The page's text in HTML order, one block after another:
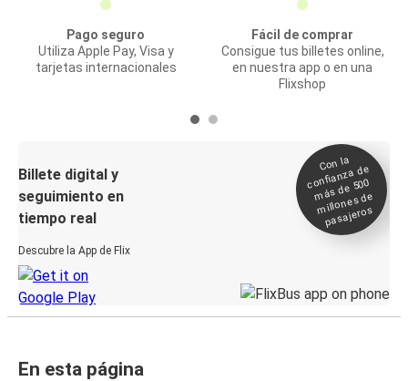
Pago seguro
Utiliza Apple Pay, Visa y
tarjetas internacionales
Fácil de comprar
Consigue tus billetes online,
en nuestra app o en una
Flixshop
Billete digital y
seguimiento en
tiempo real
Descubre la App de Flix
Con la
confianza de
más de 500
millones de
pasajeros
En esta página